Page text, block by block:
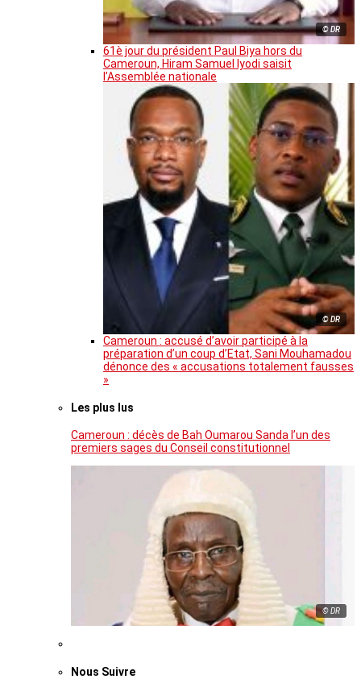
© DR
61è jour du président Paul Biya hors du
Cameroun, Hiram Samuel Iyodi saisit
l’Assemblée nationale
© DR
Cameroun : accusé d’avoir participé à la
préparation d’un coup d’Etat, Sani Mouhamadou
dénonce des « accusations totalement fausses
»
Les plus lus
Cameroun : décès de Bah Oumarou Sanda l’un des
premiers sages du Conseil constitutionnel
© DR
Nous Suivre